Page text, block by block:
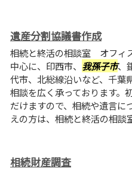
遺産分割協議書作成
相続と終活の相談室 オフィ
中心に、印西市、 我孫子市、
代市、北総線沿いなど、千葉
相談を広く承っております。
だけますので、相続や遺言に
えの方は、相続と終活の相
相続財産調査